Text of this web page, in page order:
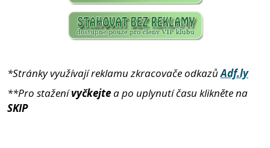
*Stránky využívají reklamu zkracovače odkazůAdf.ly
**Pro staženívyčkejtea po uplynutí času klikněte na
SKIP